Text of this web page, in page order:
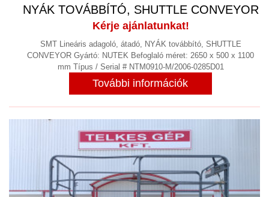
NYÁK TOVÁBBÍTÓ, SHUTTLE CONVEYOR
Kérje ajánlatunkat!
SMT Lineáris adagoló, átadó, NYÁK továbbító, SHUTTLE
CONVEYOR Gyártó: NUTEK Befoglaló méret: 2650 x 500 x 1100
mm Típus / Serial # NTM0910-M/2006-0285D01
További információk